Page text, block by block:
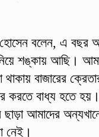
বলেন, এ বছর
শঙ্কায় আছি।
বাজারের
করতে বাধ্য হতে
আমাদের
নেই।